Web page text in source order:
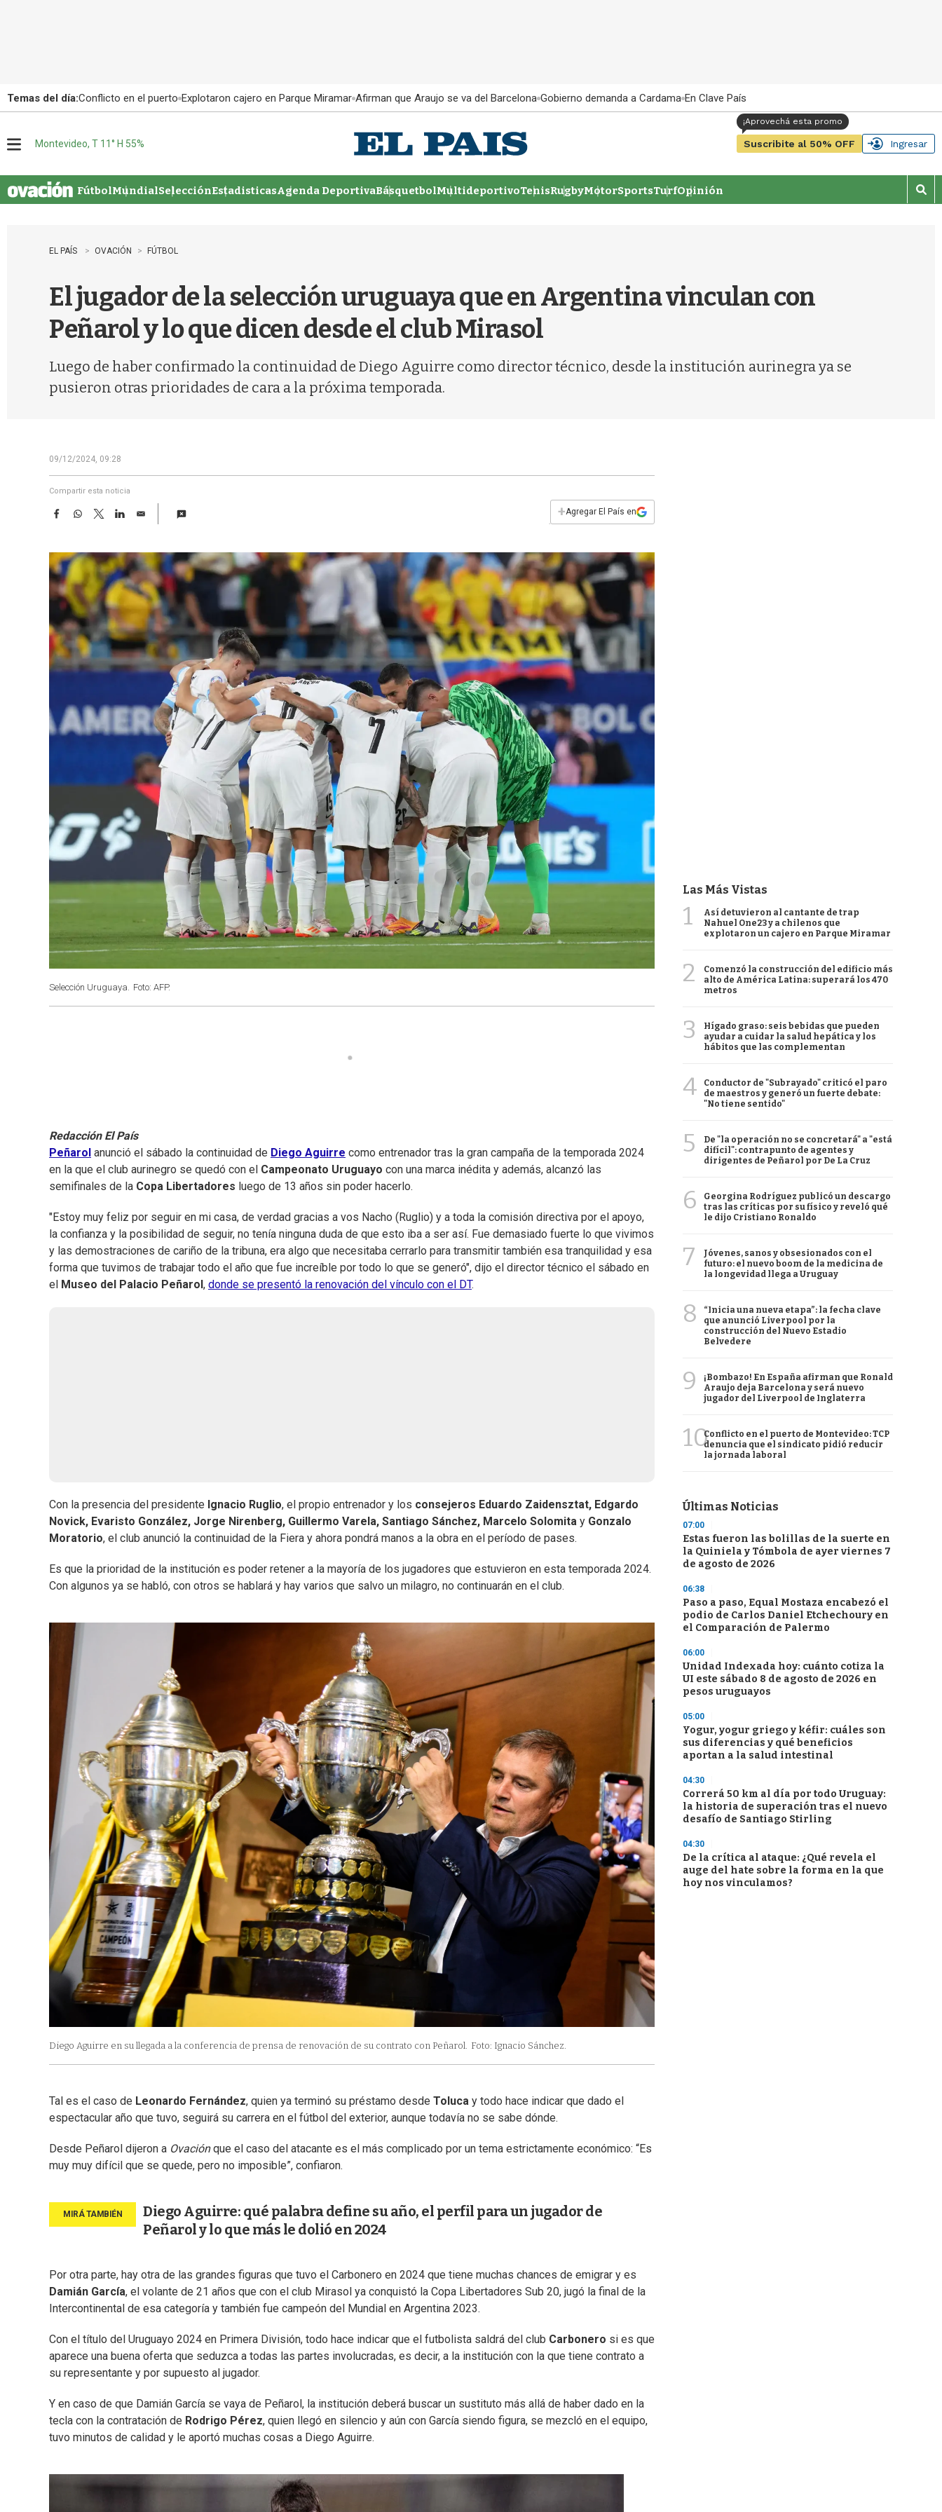
Temas del día:Conflicto en el puerto Explotaron cajero en Parque Miramar Afirman que Araujo se va del Barcelona Gobierno demanda a Cardama En Clave País
u
Montevideo, T 11° H 55% Suscribite al 50% OFF Ingresar
FútbolMundialSelecciónEstadisticasAgenda DeportivaBásquetbolMultideportivoTenisRugbyMotorSportsTurfOpinión
M
o
EL PAÍS OVACIÓN FÚTBOL
El jugador de la selección uruguaya que en Argentina vinculan con
Peñarol y lo que dicen desde el club Mirasol
Luego de haber confirmado la continuidad de Diego Aguirre como director técnico, desde la institución aurinegra ya se
pusieron otras prioridades de cara a la próxima temporada.
09/12/2024, 09:28
Compartir esta noticia
F
e
b
o
o
k
W
t
s
A
p
p
T
w
t
t
e
r
L
k
e
d
I
n
E
i
l
+Agregar El País en
Selección Uruguaya. Foto: AFP.
Redacción El País
Peñarol anunció el sábado la continuidad de Diego Aguirre como entrenador tras la gran campaña de la temporada 2024
en la que el club aurinegro se quedó con el Campeonato Uruguayo con una marca inédita y además, alcanzó las
semifinales de la Copa Libertadores luego de 13 años sin poder hacerlo.
"Estoy muy feliz por seguir en mi casa, de verdad gracias a vos Nacho (Ruglio) y a toda la comisión directiva por el apoyo,
la confianza y la posibilidad de seguir, no tenía ninguna duda de que esto iba a ser así. Fue demasiado fuerte lo que vivimos
y las demostraciones de cariño de la tribuna, era algo que necesitaba cerrarlo para transmitir también esa tranquilidad y esa
forma que tuvimos de trabajar todo el año que fue increíble por todo lo que se generó", dijo el director técnico el sábado en
el
Museo del Palacio Peñarol , donde se presentó la renovación del vínculo con el DT.
Con la presencia del presidente Ignacio Ruglio, el propio entrenador y los consejeros Eduardo Zaidensztat, Edgardo
Novick, Evaristo González, Jorge Nirenberg, Guillermo Varela, Santiago Sánchez, Marcelo Solomita y Gonzalo
Moratorio, el club anunció la continuidad de la Fiera y ahora pondrá manos a la obra en el período de pases.
Es que la prioridad de la institución es poder retener a la mayoría de los jugadores que estuvieron en esta temporada 2024.
Con algunos ya se habló, con otros se hablará y hay varios que salvo un milagro, no continuarán en el club.
Diego Aguirre en su llegada a la conferencia de prensa de renovación de su contrato con Peñarol. Foto: Ignacio Sánchez.
Tal es el caso de Leonardo Fernández, quien ya terminó su préstamo desde Toluca y todo hace indicar que dado el
espectacular año que tuvo, seguirá su carrera en el fútbol del exterior, aunque todavía no se sabe dónde.
Desde Peñarol dijeron a Ovaciónque el caso del atacante es el más complicado por un tema estrictamente económico: “Es
muy muy difícil que se quede, pero no imposible”, confiaron.
Diego Aguirre: qué palabra define su año, el perfil para un jugador de
Peñarol y lo que más le dolió en 2024
Por otra parte, hay otra de las grandes figuras que tuvo el Carbonero en 2024 que tiene muchas chances de emigrar y es
Damián García, el volante de 21 años que con el club Mirasol ya conquistó la Copa Libertadores Sub 20, jugó la final de la
Intercontinental de esa categoría y también fue campeón del Mundial en Argentina 2023.
Con el título del Uruguayo 2024 en Primera División, todo hace indicar que el futbolista saldrá del club Carbonero si es que
aparece una buena oferta que seduzca a todas las partes involucradas, es decir, a la institución con la que tiene contrato a
su representante y por supuesto al jugador.
Y en caso de que Damián García se vaya de Peñarol, la institución deberá buscar un sustituto más allá de haber dado en la
tecla con la contratación de Rodrigo Pérez, quien llegó en silencio y aún con García siendo figura, se mezcló en el equipo,
tuvo minutos de calidad y le aportó muchas cosas a Diego Aguirre.
Las Más Vistas
1
Así detuvieron al cantante de trap
Nahuel One23 y a chilenos que
explotaron un cajero en Parque Miramar
2
Comenzó la construcción del edificio más
alto de América Latina: superará los 470
metros
3
Hígado graso: seis bebidas que pueden
ayudar a cuidar la salud hepática y los
hábitos que las complementan
4
Conductor de "Subrayado" criticó el paro
de maestros y generó un fuerte debate:
"No tiene sentido"
5
De "la operación no se concretará" a "está
difícil": contrapunto de agentes y
dirigentes de Peñarol por De La Cruz
6
Georgina Rodríguez publicó un descargo
tras las críticas por su físico y reveló qué
le dijo Cristiano Ronaldo
7
Jóvenes, sanos y obsesionados con el
futuro: el nuevo boom de la medicina de
la longevidad llega a Uruguay
8
“Inicia una nueva etapa”: la fecha clave
que anunció Liverpool por la
construcción del Nuevo Estadio
Belvedere
9
¡Bombazo! En España afirman que Ronald
Araujo deja Barcelona y será nuevo
jugador del Liverpool de Inglaterra
10Conflicto en el puerto de Montevideo: TCP
denuncia que el sindicato pidió reducir
la jornada laboral
Últimas Noticias
07:00
Estas fueron las bolillas de la suerte en
la Quiniela y Tómbola de ayer viernes 7
de agosto de 2026
06:38
Paso a paso, Equal Mostaza encabezó el
podio de Carlos Daniel Etchechoury en
el Comparación de Palermo
06:00
Unidad Indexada hoy: cuánto cotiza la
UI este sábado 8 de agosto de 2026 en
pesos uruguayos
05:00
Yogur, yogur griego y kéfir: cuáles son
sus diferencias y qué beneficios
aportan a la salud intestinal
04:30
Correrá 50 km al día por todo Uruguay:
la historia de superación tras el nuevo
desafío de Santiago Stirling
04:30
De la crítica al ataque: ¿Qué revela el
auge del hate sobre la forma en la que
hoy nos vinculamos?